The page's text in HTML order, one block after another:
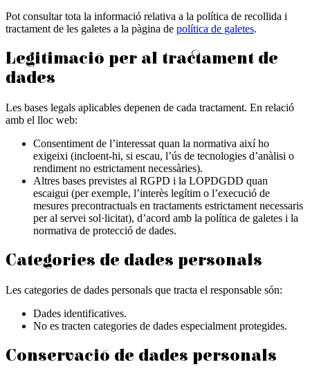
Pot consultar tota la informació relativa a la política de recollida i
tractament de les galetes a la pàgina de política de galetes.
Legitimació per al tractament de
dades
Les bases legals aplicables depenen de cada tractament. En relació
amb el lloc web:
Consentiment de l’interessat quan la normativa així ho
exigeixi (incloent-hi, si escau, l’ús de tecnologies d’anàlisi o
rendiment no estrictament necessàries).
Altres bases previstes al RGPD i la LOPDGDD quan
escaigui (per exemple, l’interès legítim o l’execució de
mesures precontractuals en tractaments estrictament necessaris
per al servei sol·licitat), d’acord amb la política de galetes i la
normativa de protecció de dades.
Categories de dades personals
Les categories de dades personals que tracta el responsable són:
Dades identificatives.
No es tracten categories de dades especialment protegides.
Conservació de dades personals